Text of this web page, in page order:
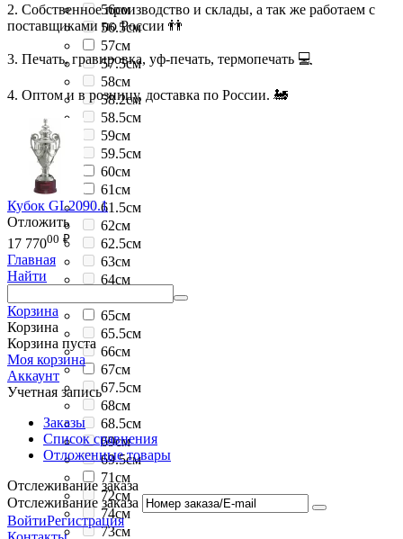
56см
56.5см
57см
57.5см
58см
58.2см
58.5см
59см
59.5см
60см
61см
61.5см
62см
62.5см
63см
64см
65см
65.5см
66см
67см
67.5см
68см
68.5см
69см
69.5см
71см
72см
74см
73см
2. Собственное производство и склады, а так же работаем с
поставщиками по России 👬
3. Печать, гравировка, уф-печать, термопечать 💻
4. Оптом и в розницу, доставка по России. 🚂
Кубок GL2090.1
Отложить
17 77000 ₽
Главная
Найти
Корзина
Корзина
Корзина пуста
Моя корзина
Аккаунт
Учетная запись
Заказы
Список сравнения
Отложенные товары
Отслеживание заказа
Отслеживание заказа
ВойтиРегистрация